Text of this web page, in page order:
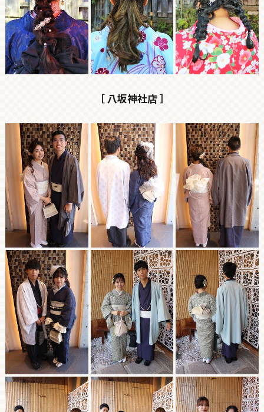
［ 八坂神社店 ］